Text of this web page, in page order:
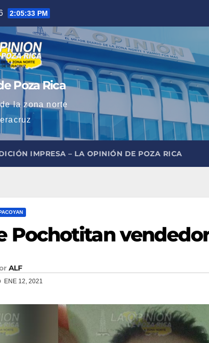
2:05:34 PM
Poza Rica
la zona norte
IMPRESA – LA OPINIÓN DE POZA RICA
Pochotitan
ALF
ENE 12, 2021